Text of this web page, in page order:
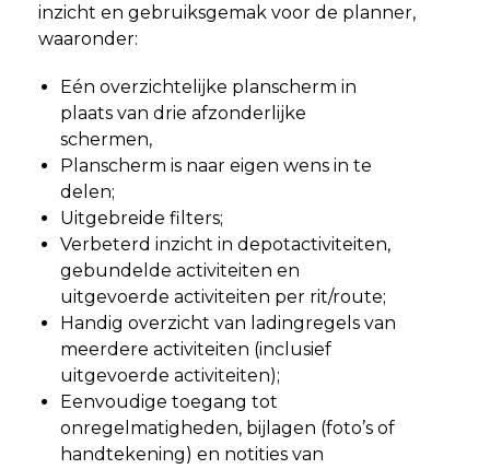
inzicht en gebruiksgemak voor de planner,
waaronder:
Eén overzichtelijke planscherm in
plaats van drie afzonderlijke
schermen,
Planscherm is naar eigen wens in te
delen;
Uitgebreide filters;
Verbeterd inzicht in depotactiviteiten,
gebundelde activiteiten en
uitgevoerde activiteiten per rit/route;
Handig overzicht van ladingregels van
meerdere activiteiten (inclusief
uitgevoerde activiteiten);
Eenvoudige toegang tot
onregelmatigheden, bijlagen (foto’s of
handtekening) en notities van